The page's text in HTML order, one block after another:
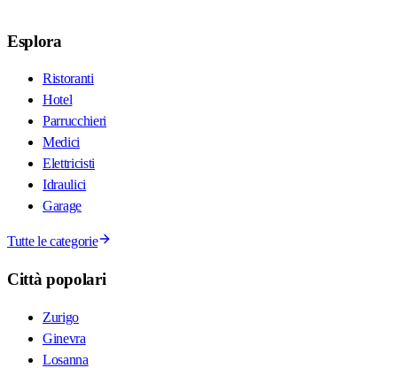
Esplora
Ristoranti
Hotel
Parrucchieri
Medici
Elettricisti
Idraulici
Garage
Tutte le categorie
Città popolari
Zurigo
Ginevra
Losanna